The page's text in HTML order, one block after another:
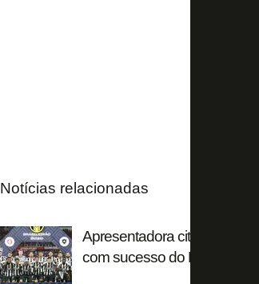
Notícias relacionadas
Apresentadora cita procura
com sucesso do Botafogo